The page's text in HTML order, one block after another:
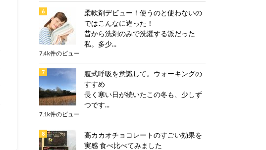
柔軟剤デビュー！使うのと使わないの
ではこんなに違った！
昔から洗剤のみで洗濯する派だった
私。多少...
7.4k件のビュー
腹式呼吸を意識して。ウォーキングの
すすめ
長く寒い日が続いたこの冬も、少しず
つです...
7.1k件のビュー
高カカオチョコレートのすごい効果を
実感 食べ比べてみました